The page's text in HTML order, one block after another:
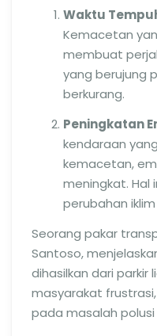
Waktu
Kemacetan
membuat
yang berujung
berkurang.
Peningkatan
kendaraan
kemacetan,
meningkat. Hal
perubahan
Seorang pakar
Santoso,
dihasilkan dari
masyarakat
pada masalah polusi